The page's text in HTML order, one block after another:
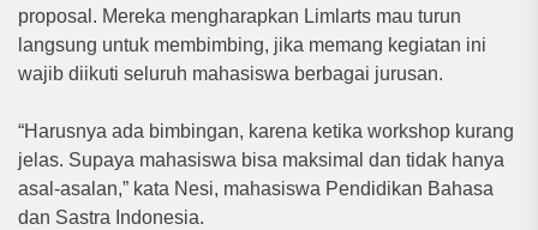
proposal. Mereka mengharapkan Limlarts mau turun
langsung untuk membimbing, jika memang kegiatan ini
wajib diikuti seluruh mahasiswa berbagai jurusan.
“Harusnya ada bimbingan, karena ketika workshop kurang
jelas. Supaya mahasiswa bisa maksimal dan tidak hanya
asal-asalan,” kata Nesi, mahasiswa Pendidikan Bahasa
dan Sastra Indonesia.